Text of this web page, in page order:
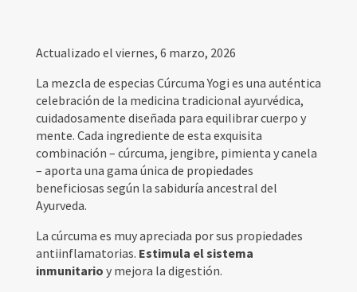
Actualizado el viernes, 6 marzo, 2026
La mezcla de especias Cúrcuma Yogi es una auténtica
celebración de la medicina tradicional ayurvédica,
cuidadosamente diseñada para equilibrar cuerpo y
mente. Cada ingrediente de esta exquisita
combinación – cúrcuma, jengibre, pimienta y canela
– aporta una gama única de propiedades
beneficiosas según la sabiduría ancestral del
Ayurveda.
La cúrcuma es muy apreciada por sus propiedades
antiinflamatorias. Estimula el sistema
inmunitario y mejora la digestión.